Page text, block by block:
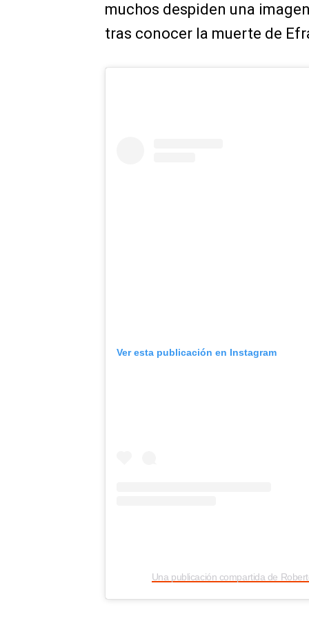
muchos despiden una
tras conocer la muerte de
Ver esta publicación en Instagram